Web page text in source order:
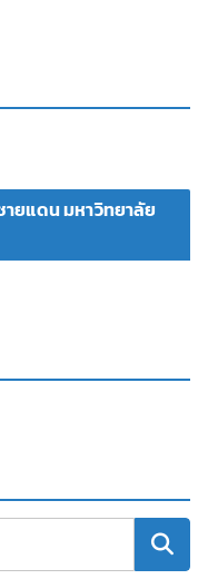
ยแดน มหาวิทยาลัย